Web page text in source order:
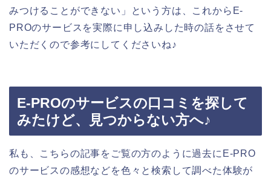
みつけることができない」という方は、これからE-
PROのサービスを実際に申し込みした時の話をさせて
いただくので参考にしてくださいね♪
E-PROのサービスの口コミを探して
みたけど、見つからない方へ♪
私も、こちらの記事をご覧の方のように過去にE-PRO
のサービスの感想などを色々と検索して調べた体験が